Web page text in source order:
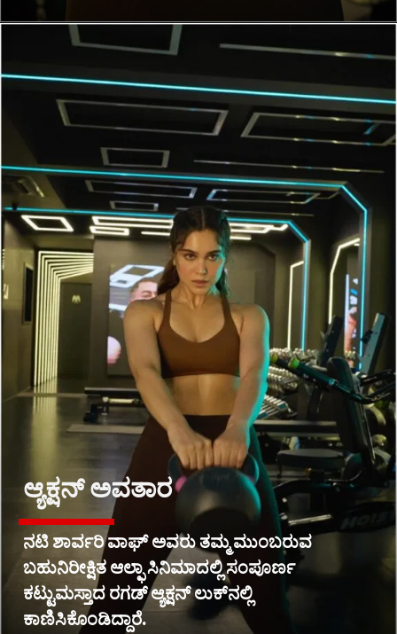
ಆ್ಯಕ್ಷನ್ ಅವತಾರ
ನಟಿ ಶಾರ್ವರಿ ವಾಘ್ ಅವರು ತಮ್ಮ ಮುಂಬರುವ
ಬಹುನಿರೀಕ್ಷಿತ ಆಲ್ಫಾ ಸಿನಿಮಾದಲ್ಲಿ ಸಂಪೂರ್ಣ
ಕಟ್ಟುಮಸ್ತಾದ ರಗಡ್ ಆ್ಯಕ್ಷನ್ ಲುಕ್‌ನಲ್ಲಿ
ಕಾಣಿಸಿಕೊಂಡಿದ್ದಾರೆ.